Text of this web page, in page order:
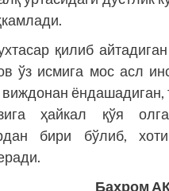
қилиб
ўз исмига мос асл
виждонан ёндашадиган,
ҳайкал қўя
бири бўлиб,
Баҳром